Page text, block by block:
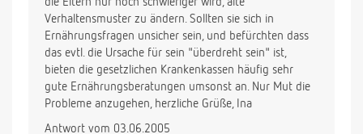
Verhaltensmuster zu ändern. Sollten sie sich in
Ernährungsfragen unsicher sein, und befürchten dass
das evtl. die Ursache für sein "überdreht sein" ist,
bieten die gesetzlichen Krankenkassen häufig sehr
gute Ernährungsberatungen umsonst an. Nur Mut die
Probleme anzugehen, herzliche Grüße, Ina
Antwort vom 03.06.2005